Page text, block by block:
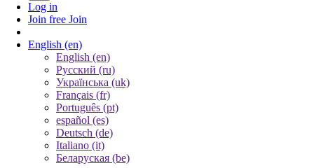
Log in
Join free Join
English (en)
English (en)
Русский (ru)
Українська (uk)
Français (fr)
Português (pt)
español (es)
Deutsch (de)
Italiano (it)
Беларуская (be)